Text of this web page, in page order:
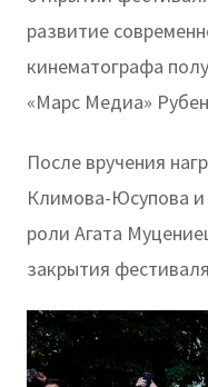
развитие
кинематографа
«Марс Медиа»
После вручения
Климова-Юсупова и
роли Агата
закрытия